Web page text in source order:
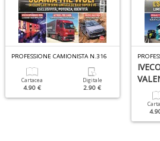
PROFESSIONE CAMIONISTA N.316
Cartacea
4.90 €
Digitale
2.90 €